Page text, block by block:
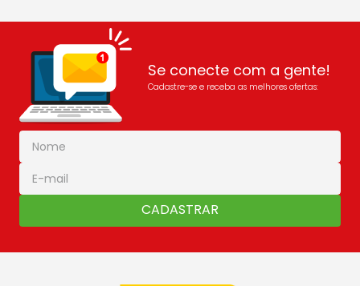
Se conecte com a gente!
Cadastre-se e receba as melhores ofertas:
CADASTRAR